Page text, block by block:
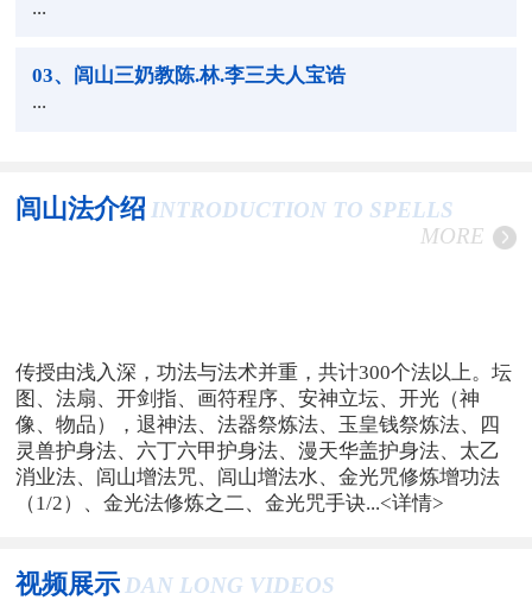
...
03、闾山三奶教陈.林.李三夫人宝诰
...
闾山法介绍 INTRODUCTION TO SPELLS
MORE
传授由浅入深，功法与法术并重，共计300个法以上。坛
图、法扇、开剑指、画符程序、安神立坛、开光（神
像、物品），退神法、法器祭炼法、玉皇钱祭炼法、四
灵兽护身法、六丁六甲护身法、漫天华盖护身法、太乙
消业法、闾山增法咒、闾山增法水、金光咒修炼增功法
（1/2）、金光法修炼之二、金光咒手诀...<详情>
视频展示 DAN LONG VIDEOS